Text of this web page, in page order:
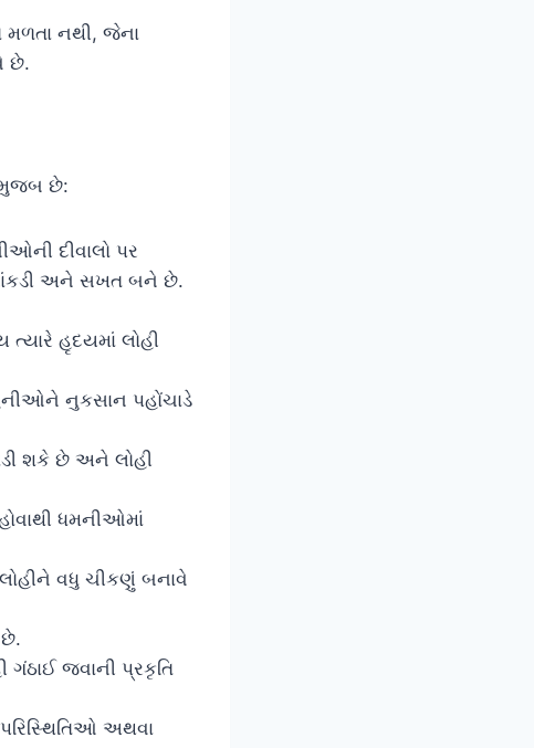
મળતા નથી, જેના
છે.
મુજબ છે:
દીવાલો પર
અને સખત બને છે.
હૃદયમાં લોહી
નુકસાન પહોંચાડે
શકે છે અને લોહી
ધમનીઓમાં
વધુ ચીકણું બનાવે
છે.
ગંઠાઈ જવાની પ્રકૃતિ
અથવા